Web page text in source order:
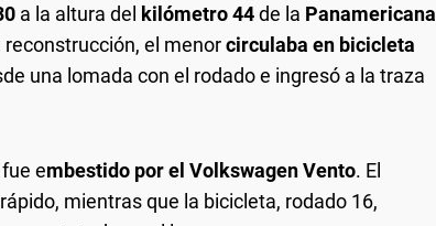
a la altura del kilómetro 44de la Panamericana
reconstrucción, el menorcirculaba en bicicleta
una lomada con el rodado e ingresó a la traza
fue embestido por el Volkswagen Vento. El
mientras que la bicicleta, rodado 16,